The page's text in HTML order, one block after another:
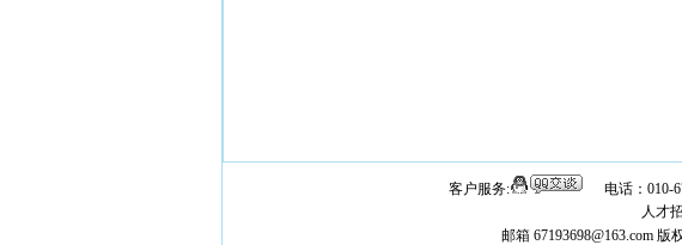
客户服务:
电话：010-
人才
邮箱 67193698@163.com 版